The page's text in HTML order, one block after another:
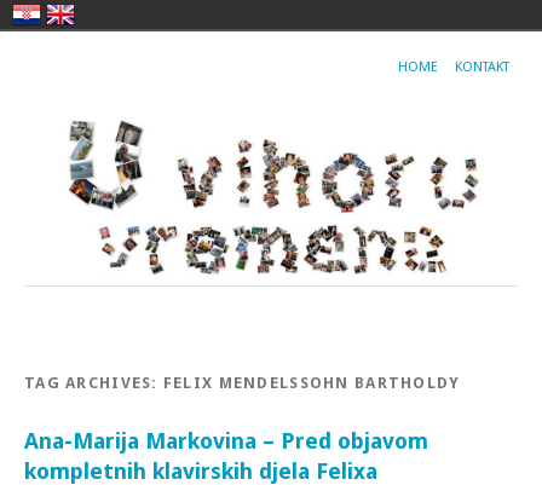
HOME KONTAKT
TAG ARCHIVES: FELIX MENDELSSOHN BARTHOLDY
Ana-Marija Markovina – Pred objavom
kompletnih klavirskih djela Felixa